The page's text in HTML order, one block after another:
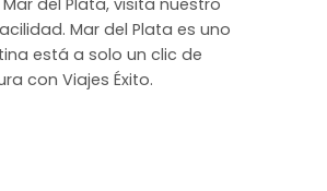
del Plata, visita nuestro
Mar del Plata es uno
está a solo un clic de
con Viajes Éxito.